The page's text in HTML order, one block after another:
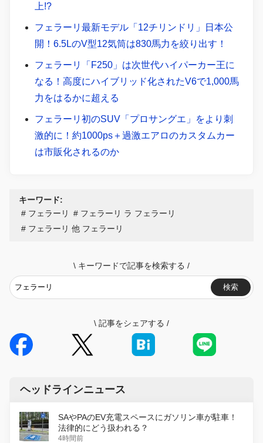
上!?
フェラーリ最新モデル「12チリンドリ」日本公
開！6.5LのV型12気筒は830馬力を絞り出す！
フェラーリ「F250」は次世代ハイパーカー王に
なる！高度にハイブリッド化されたV6で1,000馬
力をはるかに超える
フェラーリ初のSUV「プロサングエ」をより刺
激的に！約1000ps＋過激エアロのカスタムカー
は市販化されるのか
キーワード:
フェラーリ
フェラーリ ラ フェラーリ
フェラーリ 他 フェラーリ
\ キーワードで記事を検索する /
検索
\ 記事をシェアする /
ヘッドラインニュース
SAやPAのEV充電スペースにガソリン車が駐車！
法律的にどう扱われる？
4時間前